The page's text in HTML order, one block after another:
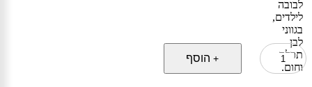
כמות
של
מנשא
+הוסף